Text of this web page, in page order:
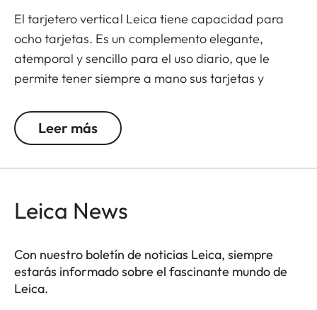
El tarjetero vertical Leica tiene capacidad para
ocho tarjetas. Es un complemento elegante,
atemporal y sencillo para el uso diario, que le
permite tener siempre a mano sus tarjetas y
Leer más
Leica News
Con nuestro boletín de noticias Leica, siempre
estarás informado sobre el fascinante mundo de
Leica.